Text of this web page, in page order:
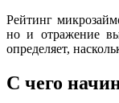
Рейтинг
но и отражение
определяет,
С чего